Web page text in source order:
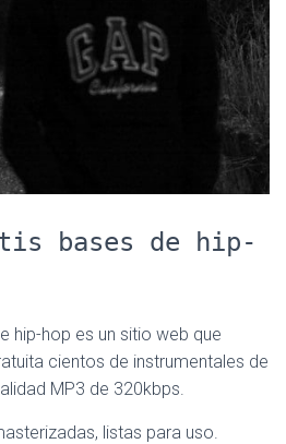
bases de hip-
hip-hop es un sitio web que
cientos de instrumentales de
MP3 de 320kbps.
listas para uso.